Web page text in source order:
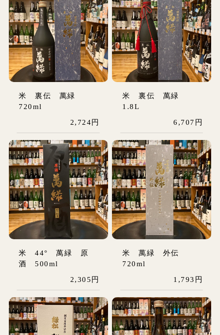
米 裏伝 萬緑
720ml
2,724円
米 裏伝 萬緑
1.8L
6,707円
米 44° 萬緑 原
酒 500ml
2,305円
米 萬緑 外伝
720ml
1,793円